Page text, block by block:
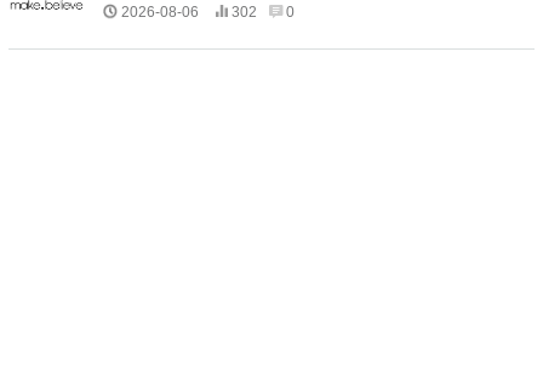
2026-08-06 302 0